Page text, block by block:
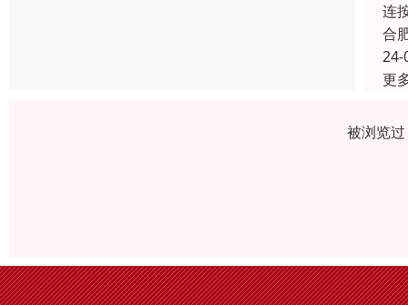
连
合
24-
更
被浏览